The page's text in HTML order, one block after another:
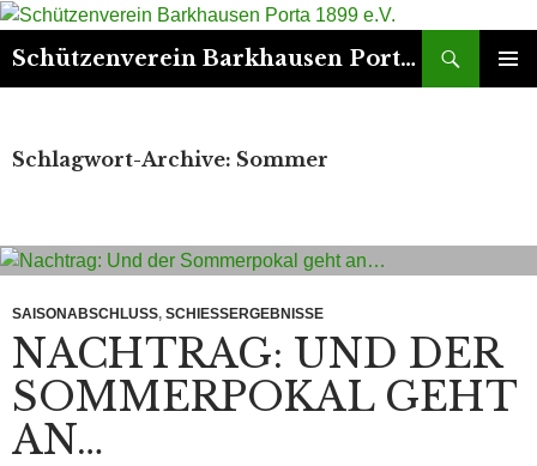
Schützenverein Barkhausen Porta 1899 e.V.
Suchen
Schlagwort-Archive: Sommer
SAISONABSCHLUSS, SCHIESSERGEBNISSE
NACHTRAG: UND DER
SOMMERPOKAL GEHT
AN…